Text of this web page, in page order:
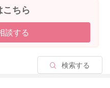
こちら
談する
検索する